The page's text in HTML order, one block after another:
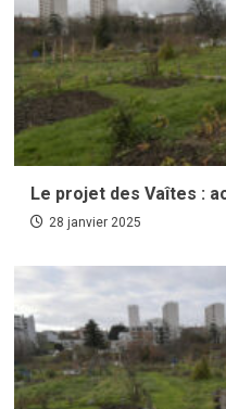
Le projet des Vaîtes :
28 janvier 2025